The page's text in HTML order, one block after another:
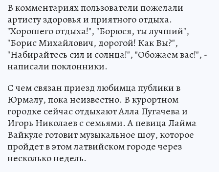
В комментариях пользователи пожелали
артисту здоровья и приятного отдыха.
"Хорошего отдыха!", "Борюся, ты лучший",
"Борис Михайлович, дорогой! Как Вы?",
"Набирайтесь сил и солнца!", "Обожаем вас!", -
написали поклонники.
С чем связан приезд любимца публики в
Юрмалу, пока неизвестно. В курортном
городке сейчас отдыхают Алла Пугачева и
Игорь Николаев с семьями. А певица Лайма
Вайкуле готовит музыкальное шоу, которое
пройдет в этом латвийском городе через
несколько недель.